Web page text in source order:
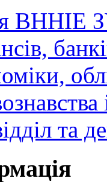
ВННІЕ
та